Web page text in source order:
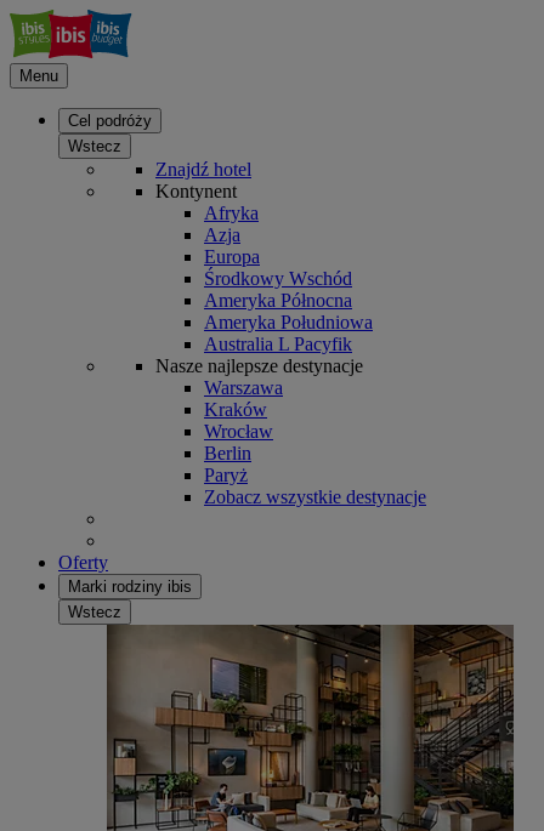
Menu
Cel podróży
Wstecz
Znajdź hotel
Kontynent
Afryka
Azja
Europa
Środkowy Wschód
Ameryka Północna
Ameryka Południowa
Australia L Pacyfik
Nasze najlepsze destynacje
Warszawa
Kraków
Wrocław
Berlin
Paryż
Zobacz wszystkie destynacje
Oferty
Marki rodziny ibis
Wstecz